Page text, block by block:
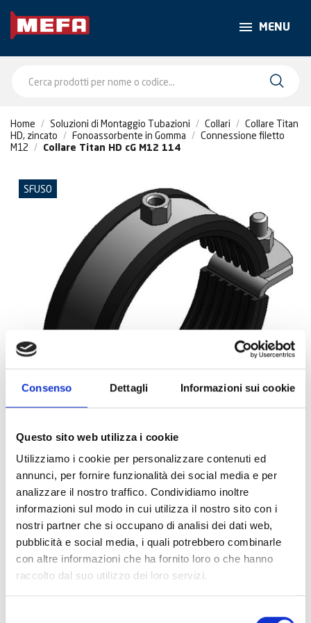
Consenso Dettagli Informazioni sui cookie
Questo sito web utilizza i cookie
Utilizziamo i cookie per personalizzare contenuti ed
annunci, per fornire funzionalità dei social media e per
analizzare il nostro traffico. Condividiamo inoltre
informazioni sul modo in cui utilizza il nostro sito con i
nostri partner che si occupano di analisi dei dati web,
pubblicità e social media, i quali potrebbero combinarle
con altre informazioni che ha fornito loro o che hanno
raccolto dal suo utilizzo dei loro servizi.
MENU
Home Soluzioni di Montaggio Tubazioni Collari
Collare Titan
HD, zincato
Fonoassorbente in Gomma
Connessione filetto
M12
Collare Titan HD cG M12 114
SFUSO
0066559
Collare Titan HD cG M12 114
Per visualizzare i prezzi e acquistare, devi
effettuare il login.